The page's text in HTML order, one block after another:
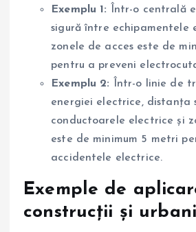
Exemplu 1: Într-o centrală
sigură între echipamentele
zonele de acces este de
pentru a preveni
Exemplu 2: Într-o linie de
energiei electrice, distanța
conductoarele electrice și
este de minimum 5 metri
accidentele electrice.
Exemple de
construcții și